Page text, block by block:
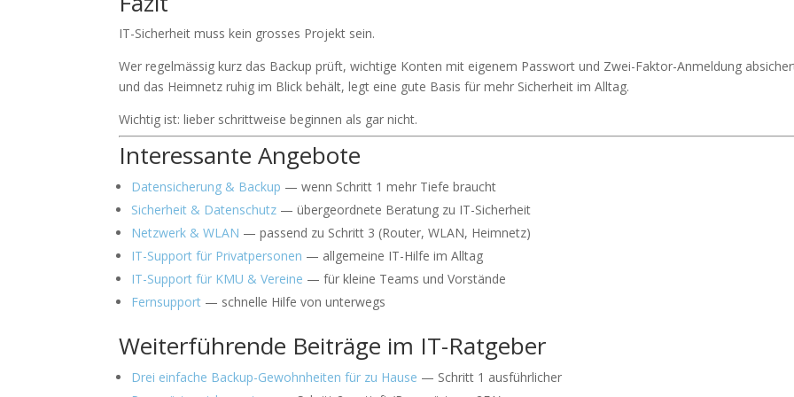
IT-Sicherheit muss kein grosses Projekt sein.
Wer regelmässig kurz das Backup prüft, wichtige Konten mit eigenem Passwort und Zwei-Faktor-Anmeldung
und das Heimnetz ruhig im Blick behält, legt eine gute Basis für mehr Sicherheit im Alltag.
Wichtig ist: lieber schrittweise beginnen als gar nicht.
Interessante Angebote
Datensicherung & Backup — wenn Schritt 1 mehr Tiefe braucht
Sicherheit & Datenschutz — übergeordnete Beratung zu IT-Sicherheit
Netzwerk & WLAN — passend zu Schritt 3 (Router, WLAN, Heimnetz)
IT-Support für Privatpersonen — allgemeine IT-Hilfe im Alltag
IT-Support für KMU & Vereine — für kleine Teams und Vorstände
Fernsupport — schnelle Hilfe von unterwegs
Weiterführende Beiträge im IT-Ratgeber
Drei einfache Backup-Gewohnheiten für zu Hause — Schritt 1 ausführlicher